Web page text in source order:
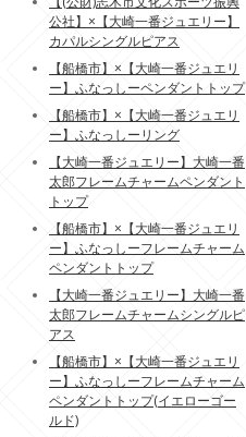
公社】×【大崎一番ジュエリー】
カパルシングルピアス
【船橋市】×【大崎一番ジュエリ
ー】ふなっしーペンダントトップ
【船橋市】×【大崎一番ジュエリ
ー】ふなっしーリング
【大崎一番ジュエリー】大崎一番
太郎フレームチャームペンダント
トップ
【船橋市】×【大崎一番ジュエリ
ー】ふなっしーフレームチャーム
ペンダントトップ
【大崎一番ジュエリー】大崎一番
太郎フレームチャームシングルピ
アス
【船橋市】×【大崎一番ジュエリ
ー】ふなっしーフレームチャーム
ペンダントトップ(イエローゴー
ルド)